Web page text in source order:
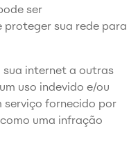
ser
sua rede para
sua internet a outras
uso indevido e/ou
serviço fornecido por
uma infração